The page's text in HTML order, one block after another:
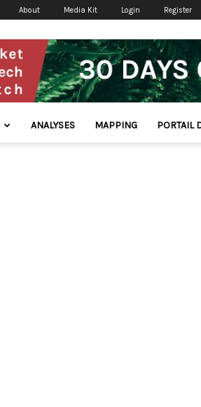
About Media Kit Login Register
ANALYSES MAPPING PORTAIL